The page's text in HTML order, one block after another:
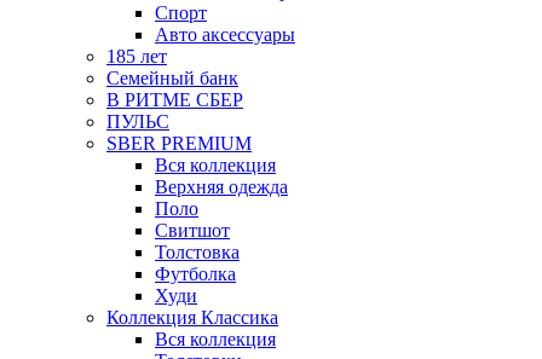
Спорт
Авто аксессуары
185 лет
Семейный банк
В РИТМЕ СБЕР
ПУЛЬС
SBER PREMIUM
Вся коллекция
Верхняя одежда
Поло
Свитшот
Толстовка
Футболка
Худи
Коллекция Классика
Вся коллекция